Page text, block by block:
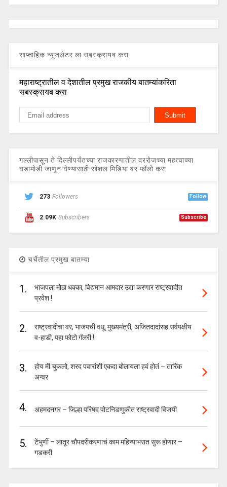
साप्ताहिक न्यूजलेटर ला सबस्क्रायब करा
महाराष्ट्रातील व देशातील प्रमुख राजकीय बातम्यांकरिता
सबस्क्रायब करा
गल्लीपासून ते दिल्लीपर्यंतच्या राजकारणातील दररोजच्या महत्वाच्या
घडामोडी जाणून घेण्यासाठी सोशल मिडिया वर फॉलो करा
273 Followers Follow
2.09K Subscribers Subscribe
चर्चेतील प्रमुख बातम्या
1.
भाजपला मोठा धक्का, विद्यमान आमदार उद्या करणार राष्ट्रवादीत
प्रवेश !
2.
राष्ट्रवादीचा वर, भाजपची वधू, मुख्यमंत्री, अजितदादांसह सर्वपक्षीय
व-हाडी, पहा फोटो गॅलरी !
3.
होय मी चुकलो, शरद पवारांशी एकदा बोलायला हवं होतं – तारिक
अन्वर
4. अहमदनगर – जिल्हा परिषद पोटनिडणुकीत राष्ट्रवादी विजयी
5.
टेंभुर्णी – लातूर चौपदरीकरणाचं काम महिन्याभरात सुरू होणार –
गडकरी